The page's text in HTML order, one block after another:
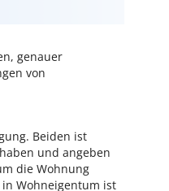
genauer
von
Beiden ist
und angeben
die Wohnung
Wohneigentum ist